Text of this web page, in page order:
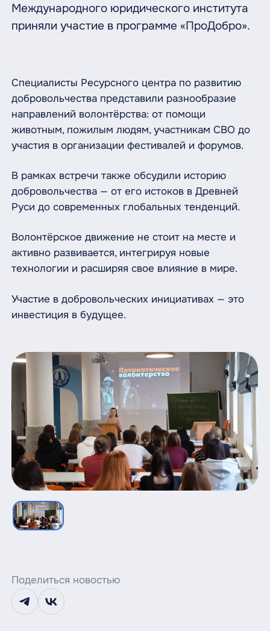
Международного юридического института
приняли участие в программе «ПроДобро».
Специалисты Ресурсного центра по развитию
добровольчества представили разнообразие
направлений волонтёрства: от помощи
животным, пожилым людям, участникам СВО до
участия в организации фестивалей и форумов.
В рамках встречи также обсудили историю
добровольчества — от его истоков в Древней
Руси до современных глобальных тенденций.
Волонтёрское движение не стоит на месте и
активно развивается, интегрируя новые
технологии и расширяя свое влияние в мире.
Участие в добровольческих инициативах — это
инвестиция в будущее.
Поделиться новостью
telegram
vk